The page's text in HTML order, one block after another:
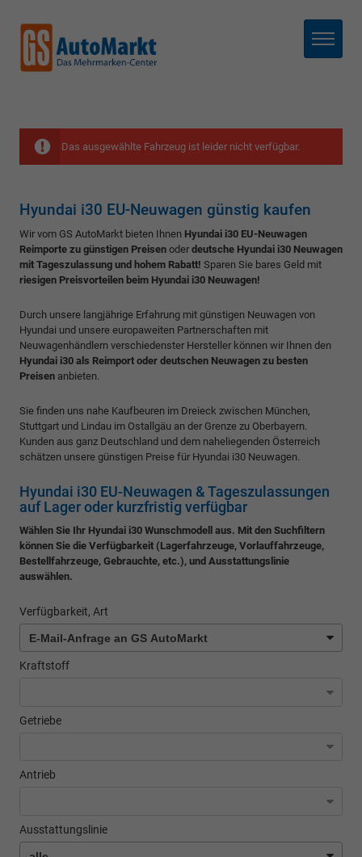
Menü
Das ausgewählte Fahrzeug ist leider nicht verfügbar.
Hyundai i30 EU-Neuwagen günstig kaufen
Wir vom GS AutoMarkt bieten Ihnen Hyundai i30 EU-Neuwagen
Reimporte zu günstigen Preisen oder deutsche Hyundai i30 Neuwagen
mit Tageszulassung und hohem Rabatt! Sparen Sie bares Geld mit
riesigen Preisvorteilen beim Hyundai i30 Neuwagen!
Durch unsere langjährige Erfahrung mit günstigen Neuwagen von
Hyundai und unsere europaweiten Partnerschaften mit
Neuwagenhändlern verschiedenster Hersteller können wir Ihnen den
Hyundai i30 als Reimport oder deutschen Neuwagen zu besten
Preisen anbieten.
Sie finden uns nahe Kaufbeuren im Dreieck zwischen München,
Stuttgart und Lindau im Ostallgäu an der Grenze zu Oberbayern.
Kunden aus ganz Deutschland und dem naheliegenden Österreich
schätzen unsere günstigen Preise für Hyundai i30 Neuwagen.
Hyundai i30 EU-Neuwagen & Tageszulassungen
auf Lager oder kurzfristig verfügbar
Wählen Sie Ihr Hyundai i30 Wunschmodell aus. Mit den Suchfiltern
können Sie die Verfügbarkeit (Lagerfahrzeuge, Vorlauffahrzeuge,
Bestellfahrzeuge, Gebrauchte, etc.), und Ausstattungslinie
auswählen.
Verfügbarkeit, Art
Kraftstoff
Getriebe
Antrieb
Ausstattungslinie